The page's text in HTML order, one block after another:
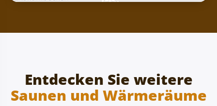
Entdecken Sie weitere
Saunen und Wärmeräume